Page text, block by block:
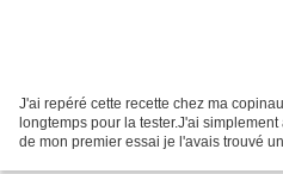
J'ai repéré cette recette chez ma
longtemps pour la tester.J'ai
de mon premier essai je l'avais trouvé